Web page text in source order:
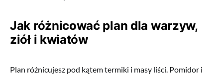
Jak różnicować plan dla warzyw,
ziół i kwiatów
Plan różnicujesz pod kątem termiki i masy liści. Pomidor i